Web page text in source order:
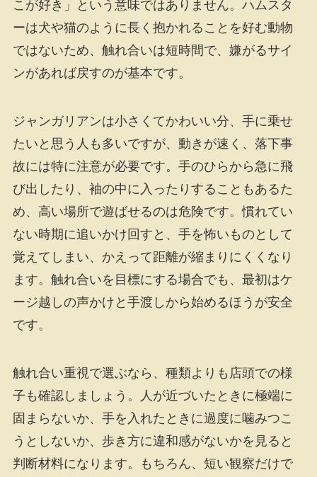
こが好き」という意味ではありません。ハムスタ
ーは犬や猫のように長く抱かれることを好む動物
ではないため、触れ合いは短時間で、嫌がるサイ
ンがあれば戻すのが基本です。
ジャンガリアンは小さくてかわいい分、手に乗せ
たいと思う人も多いですが、動きが速く、落下事
故には特に注意が必要です。手のひらから急に飛
び出したり、袖の中に入ったりすることもあるた
め、高い場所で遊ばせるのは危険です。慣れてい
ない時期に追いかけ回すと、手を怖いものとして
覚えてしまい、かえって距離が縮まりにくくなり
ます。触れ合いを目標にする場合でも、最初はケ
ージ越しの声かけと手渡しから始めるほうが安全
です。
触れ合い重視で選ぶなら、種類よりも店頭での様
子も確認しましょう。人が近づいたときに極端に
固まらないか、手を入れたときに過度に噛みつこ
うとしないか、歩き方に違和感がないかを見ると
判断材料になります。もちろん、短い観察だけで